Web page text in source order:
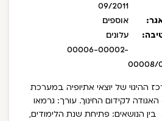
09/2011
אוספים
עלונים
00006-00002-
00008/
ההיגוי של יוצאי אתיופיה במערכת
האגודה לקידום החינוך. עורך: גרמאו
בין הנושאים: פתיחת שנת הלימודים,